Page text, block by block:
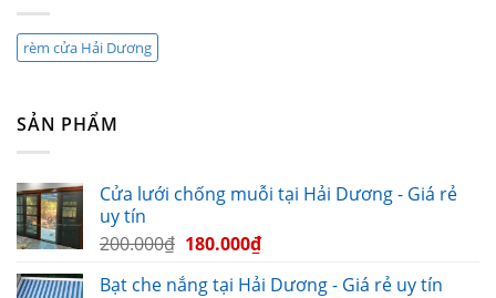
rèm cửa Hải Dương
SẢN PHẨM
Cửa lưới chống muỗi tại Hải Dương - Giá rẻ
uy tín
200.000₫ 180.000₫
Bạt che nắng tại Hải Dương - Giá rẻ uy tín